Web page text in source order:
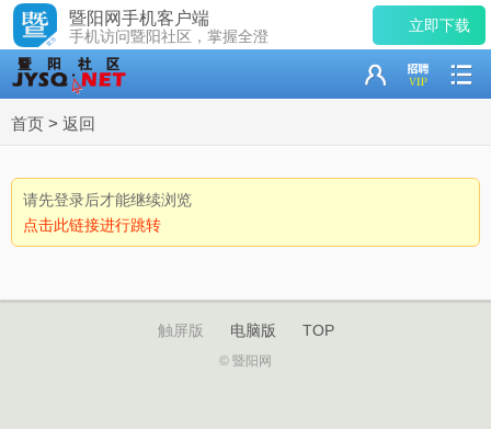
暨阳网手机客户端
手机访问暨阳社区，掌握全澄
立即下载
首页 > 返回
请先登录后才能继续浏览
点击此链接进行跳转
触屏版 电脑版 TOP
© 暨阳网